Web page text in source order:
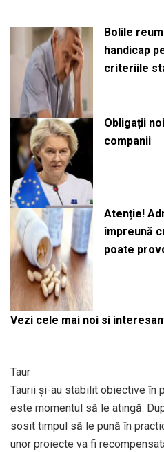
Bolile
handicap
criteriile
Obligații
companii
Atenție!
împreună
poate
Vezi cele mai noi si
Taur
Taurii și-au stabilit obiective în
este momentul să le atingă.
sosit timpul să le pună în
unor proiecte va fi